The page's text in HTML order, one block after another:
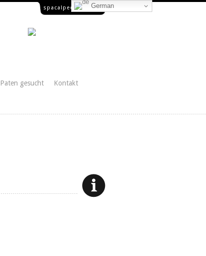
spacalpe@yahoo.es
Paten gesucht Kontakt
German